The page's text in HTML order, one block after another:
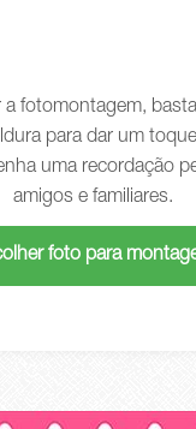
a fotomontagem,
para dar um
uma recordação
amigos e familiares.
foto para